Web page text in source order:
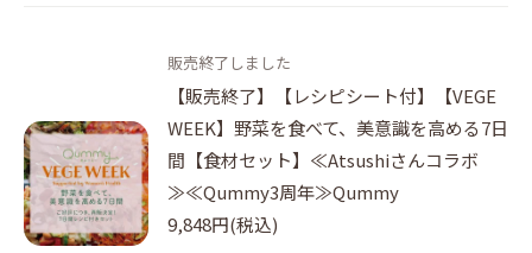
販売終了しました
【販売終了】【レシピシート付】【VEGE
WEEK】野菜を食べて、美意識を高める7日
間【食材セット】≪Atsushiさんコラボ
≫≪Qummy3周年≫Qummy
9,848円(税込)